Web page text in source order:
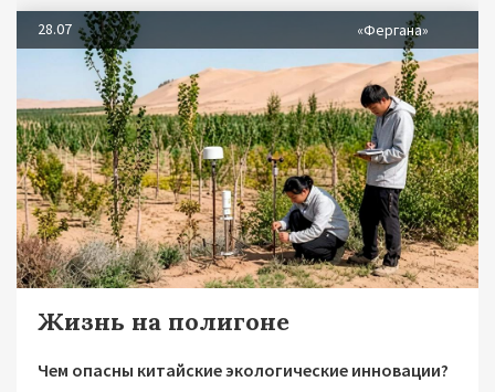
28.07 «Фергана»
Жизнь на полигоне
Чем опасны китайские экологические инновации?